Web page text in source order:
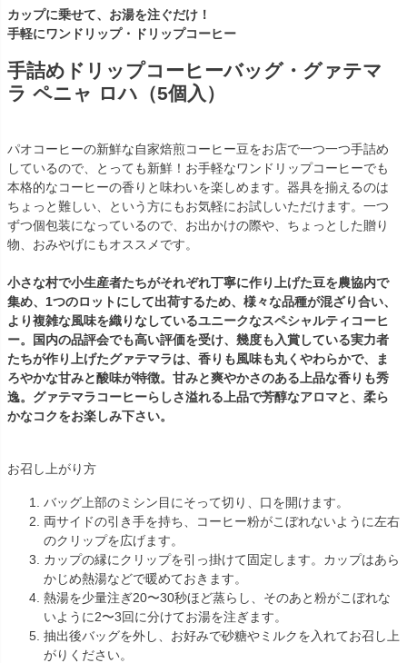
カップに乗せて、お湯を注ぐだけ！
手軽にワンドリップ・ドリップコーヒー
手詰めドリップコーヒーバッグ・グァテマ
ラ ペニャ ロハ（5個入）
パオコーヒーの新鮮な自家焙煎コーヒー豆をお店で一つ一つ手詰め
しているので、とっても新鮮！お手軽なワンドリップコーヒーでも
本格的なコーヒーの香りと味わいを楽しめます。器具を揃えるのは
ちょっと難しい、という方にもお気軽にお試しいただけます。一つ
ずつ個包装になっているので、お出かけの際や、ちょっとした贈り
物、おみやげにもオススメです。
小さな村で小生産者たちがそれぞれ丁寧に作り上げた豆を農協内で
集め、1つのロットにして出荷するため、様々な品種が混ざり合い、
より複雑な風味を織りなしているユニークなスペシャルティコーヒ
ー。国内の品評会でも高い評価を受け、幾度も入賞している実力者
たちが作り上げたグァテマラは、香りも風味も丸くやわらかで、ま
ろやかな甘みと酸味が特徴。甘みと爽やかさのある上品な香りも秀
逸。グァテマラコーヒーらしさ溢れる上品で芳醇なアロマと、柔ら
かなコクをお楽しみ下さい。
お召し上がり方
バッグ上部のミシン目にそって切り、口を開けます。
両サイドの引き手を持ち、コーヒー粉がこぼれないように左右
のクリップを広げます。
カップの縁にクリップを引っ掛けて固定します。カップはあら
かじめ熱湯などで暖めておきます。
熱湯を少量注ぎ20〜30秒ほど蒸らし、そのあと粉がこぼれな
いように2〜3回に分けてお湯を注ぎます。
抽出後バッグを外し、お好みで砂糖やミルクを入れてお召し上
がりください。